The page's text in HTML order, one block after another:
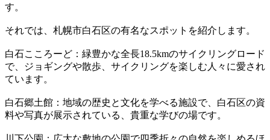
す。
それでは、札幌市白石区の有名なスポットを紹介します。
白石こころーど：緑豊かな全長18.5kmのサイクリングロード
で、ジョギングや散歩、サイクリングを楽しむ人々に愛され
ています。
白石郷土館：地域の歴史と文化を学べる施設で、白石区の資
料や写真が展示されている、貴重な学びの場です。